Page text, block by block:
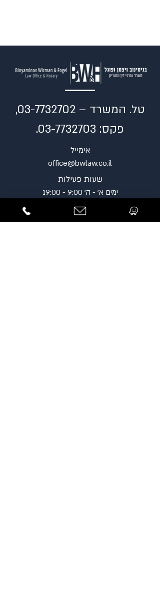
טל. המשרד –03-7732702
,
פקס: 03-7732703
.
אימייל
office@bwlaw.co.il
שעות פעילות
ימים א' - ה' 9:00 - 19:00
כתובת
רח' מצדה 9, בניין ב.ס.ר 3,